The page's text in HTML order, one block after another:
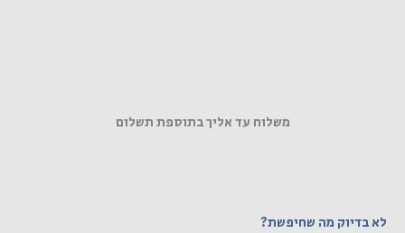
משלוח עד אליך בתוספת תשלום
לא בדיוק מה שחיפשת?